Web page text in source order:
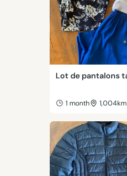
Lot de pantalons
1 month 1,004km